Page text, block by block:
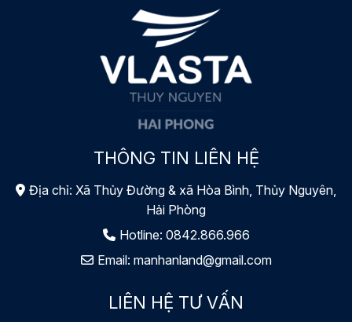
THÔNG TIN LIÊN HỆ
Địa chỉ: Xã Thủy Đường & xã Hòa Bình, Thủy Nguyên,
Hải Phòng
Hotline: 0842.866.966
Email: manhanland@gmail.com
LIÊN HỆ TƯ VẤN